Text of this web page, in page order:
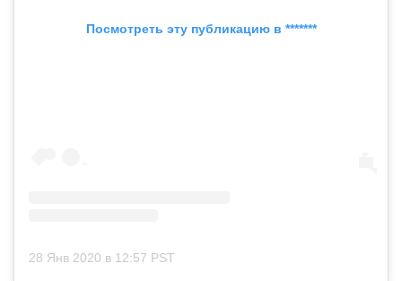
Посмотреть эту публикацию в *******
28 Янв 2020 в 12:57 PST